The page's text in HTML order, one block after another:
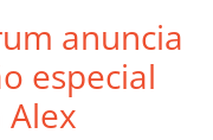
anuncia
especial